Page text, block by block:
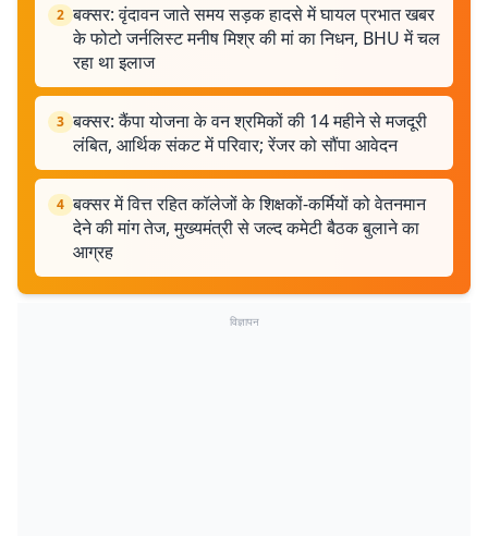
2 बक्सर: वृंदावन जाते समय सड़क हादसे में घायल प्रभात खबर
के फोटो जर्नलिस्ट मनीष मिश्र की मां का निधन, BHU में चल
रहा था इलाज
3 बक्सर: कैंपा योजना के वन श्रमिकों की 14 महीने से मजदूरी
लंबित, आर्थिक संकट में परिवार; रेंजर को सौंपा आवेदन
4 बक्सर में वित्त रहित कॉलेजों के शिक्षकों-कर्मियों को वेतनमान
देने की मांग तेज, मुख्यमंत्री से जल्द कमेटी बैठक बुलाने का
आग्रह
विज्ञापन